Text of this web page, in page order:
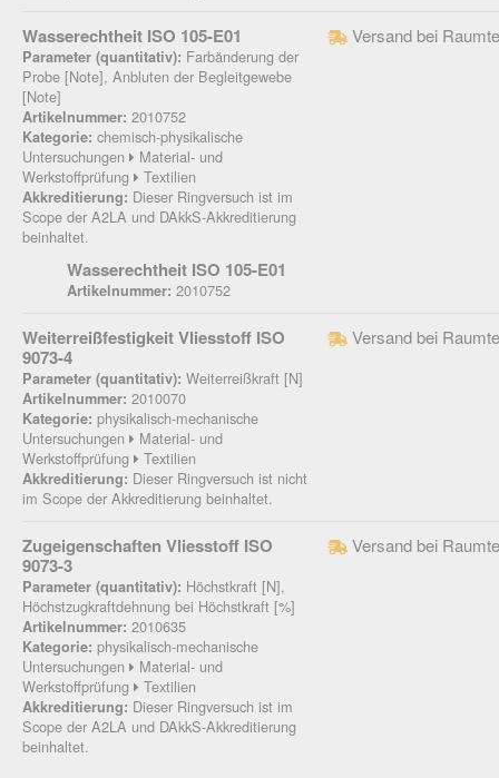
Wasserechtheit ISO 105-E01
Parameter (quantitativ): Farbänderung der
Probe [Note], Anbluten der Begleitgewebe
[Note]
Artikelnummer: 2010752
Kategorie: chemisch-physikalische
Untersuchungen
Material- und
Werkstoffprüfung
Textilien
Akkreditierung: Dieser Ringversuch ist im
Scope der A2LA und DAkkS-Akkreditierung
beinhaltet.
Versand bei
Wasserechtheit ISO 105-E01
Artikelnummer: 2010752
Weiterreißfestigkeit Vliesstoff ISO
9073-4
Parameter (quantitativ): Weiterreißkraft [N]
Artikelnummer: 2010070
Kategorie: physikalisch-mechanische
Untersuchungen
Material- und
Werkstoffprüfung
Textilien
Akkreditierung: Dieser Ringversuch ist nicht
im Scope der Akkreditierung beinhaltet.
Versand bei
Zugeigenschaften Vliesstoff ISO
9073-3
Parameter (quantitativ): Höchstkraft [N],
Höchstzugkraftdehnung bei Höchstkraft [%]
Artikelnummer: 2010635
Kategorie: physikalisch-mechanische
Untersuchungen
Material- und
Werkstoffprüfung
Textilien
Akkreditierung: Dieser Ringversuch ist im
Scope der A2LA und DAkkS-Akkreditierung
beinhaltet.
Versand bei